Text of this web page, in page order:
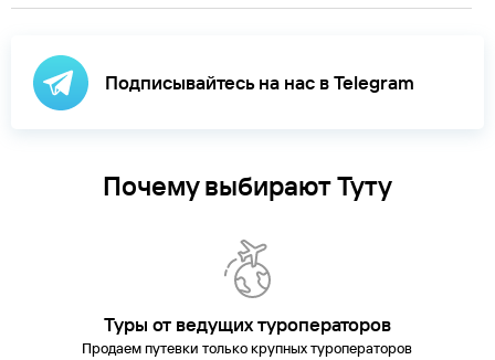
Подписывайтесь на нас в Telegram
Почему выбирают Туту
Туры от ведущих туроператоров
Продаем путевки только крупных туроператоров